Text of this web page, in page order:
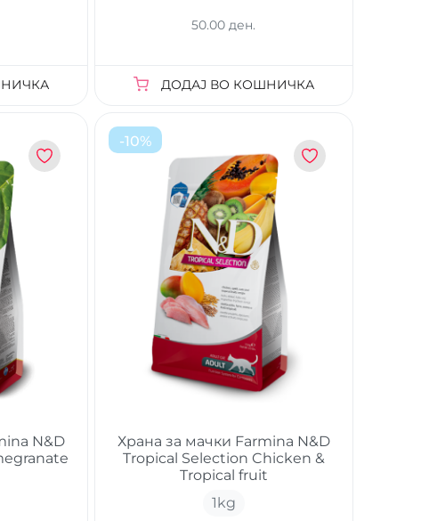
50.00 ден.
ДОДАЈ ВО КОШНИЧКА
N&D
-10%
Храна за мачки Farmina N&D
Tropical Selection Chicken &
Tropical fruit
1kg